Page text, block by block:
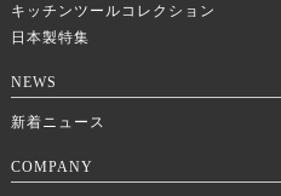
キッチンツールコレクション
日本製特集
NEWS
新着ニュース
COMPANY